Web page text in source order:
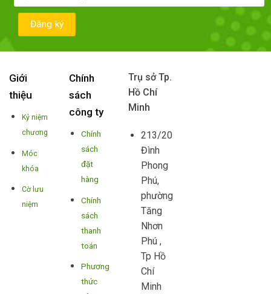
Giới
thiệu
Kỷ niệm
chương
Móc
khóa
Cờ lưu
niệm
Chính
sách
công ty
Chính
sách
đặt
hàng
Chính
sách
thanh
toán
Phương
thức
Trụ sở Tp.
Hồ Chí
Minh
213/20
Đình
Phong
Phú,
phường
Tăng
Nhơn
Phú ,
Tp Hồ
Chí
Minh